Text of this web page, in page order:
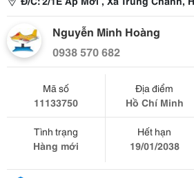
Nguyễn Minh Hoàng
0938 570 682
Mã số
11133750
Địa điểm
Hồ Chí Minh
Tình trạng
Hàng mới
Hết hạn
19/01/2038